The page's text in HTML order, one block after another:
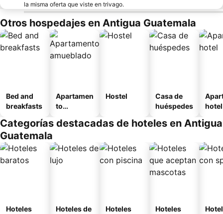
la misma oferta que viste en trivago.
Otros hospedajes en Antigua Guatemala
Bed and
breakfasts
Apartamen
to
o
Hostel
Casa de
huéspedes
hotel
Categorías destacadas de hoteles en Antigua
Guatemala
Hoteles
Hoteles de
Hoteles
Hoteles